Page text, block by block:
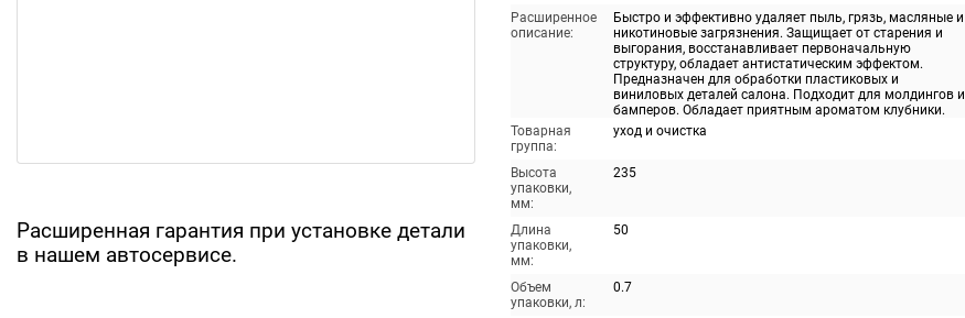
Расширенная гарантия при установке детали
в нашем автосервисе.
Расширенное
описание:
Быстро и эффективно удаляет пыль, грязь, масляные и
никотиновые загрязнения. Защищает от старения и
выгорания, восстанавливает первоначальную
структуру, обладает антистатическим эффектом.
Предназначен для обработки пластиковых и
виниловых деталей салона. Подходит для молдингов и
бамперов. Обладает приятным ароматом клубники.
Товарная
группа:
уход и очистка
Высота
упаковки,
мм:
235
Длина
упаковки,
мм:
50
Объем
упаковки, л:
0.7